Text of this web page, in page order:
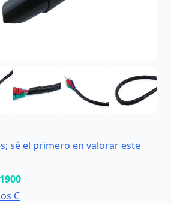
sé el primero en valorar este
C